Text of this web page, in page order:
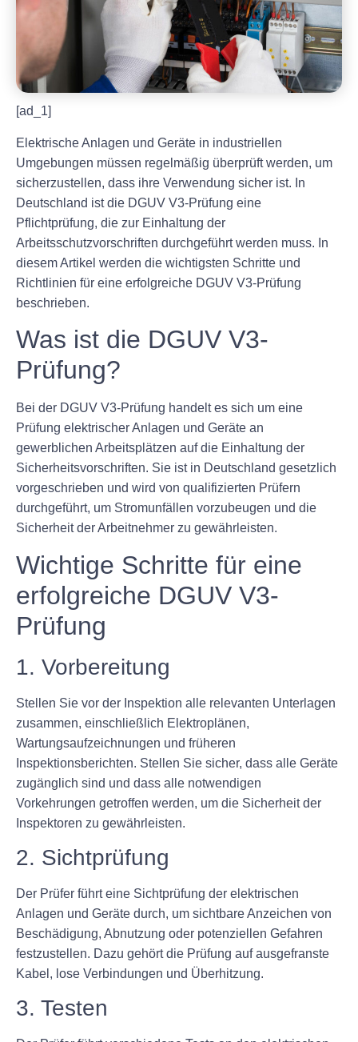
[ad_1]
Elektrische Anlagen und Geräte in industriellen
Umgebungen müssen regelmäßig überprüft werden, um
sicherzustellen, dass ihre Verwendung sicher ist. In
Deutschland ist die DGUV V3-Prüfung eine
Pflichtprüfung, die zur Einhaltung der
Arbeitsschutzvorschriften durchgeführt werden muss. In
diesem Artikel werden die wichtigsten Schritte und
Richtlinien für eine erfolgreiche DGUV V3-Prüfung
beschrieben.
Was ist die DGUV V3-
Prüfung?
Bei der DGUV V3-Prüfung handelt es sich um eine
Prüfung elektrischer Anlagen und Geräte an
gewerblichen Arbeitsplätzen auf die Einhaltung der
Sicherheitsvorschriften. Sie ist in Deutschland gesetzlich
vorgeschrieben und wird von qualifizierten Prüfern
durchgeführt, um Stromunfällen vorzubeugen und die
Sicherheit der Arbeitnehmer zu gewährleisten.
Wichtige Schritte für eine
erfolgreiche DGUV V3-
Prüfung
1. Vorbereitung
Stellen Sie vor der Inspektion alle relevanten Unterlagen
zusammen, einschließlich Elektroplänen,
Wartungsaufzeichnungen und früheren
Inspektionsberichten. Stellen Sie sicher, dass alle Geräte
zugänglich sind und dass alle notwendigen
Vorkehrungen getroffen werden, um die Sicherheit der
Inspektoren zu gewährleisten.
2. Sichtprüfung
Der Prüfer führt eine Sichtprüfung der elektrischen
Anlagen und Geräte durch, um sichtbare Anzeichen von
Beschädigung, Abnutzung oder potenziellen Gefahren
festzustellen. Dazu gehört die Prüfung auf ausgefranste
Kabel, lose Verbindungen und Überhitzung.
3. Testen